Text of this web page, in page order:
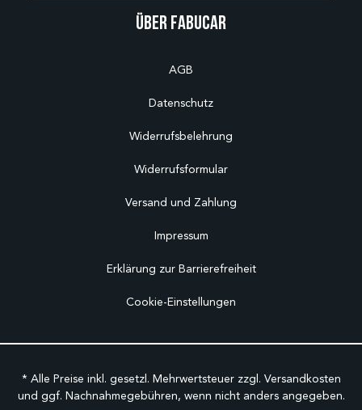
Über Fabucar
AGB
Datenschutz
Widerrufsbelehrung
Widerrufsformular
Versand und Zahlung
Impressum
Erklärung zur Barrierefreiheit
Cookie-Einstellungen
* Alle Preise inkl. gesetzl. Mehrwertsteuer zzgl. Versandkosten
und ggf. Nachnahmegebühren, wenn nicht anders angegeben.